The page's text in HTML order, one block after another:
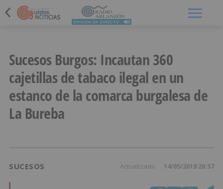
Sucesos Burgos: Incautan 360
cajetillas de tabaco ilegal en un
estanco de la comarca burgalesa de
La Bureba
SUCESOS Actualizado 14/05/2019 20:57